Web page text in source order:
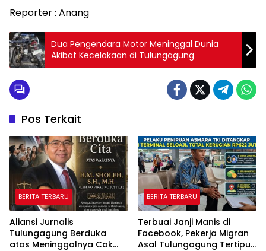
Reporter : Anang
Dua Pengendara Motor Meninggal Dunia
Akibat Kecelakaan di Tulungagung
Pos Terkait
BERITA TERBARU
Aliansi Jurnalis
Tulungagung Berduka
atas Meninggalnya Cak
BERITA TERBARU
Terbuai Janji Manis di
Facebook, Pekerja Migran
Asal Tulungagung Tertipu